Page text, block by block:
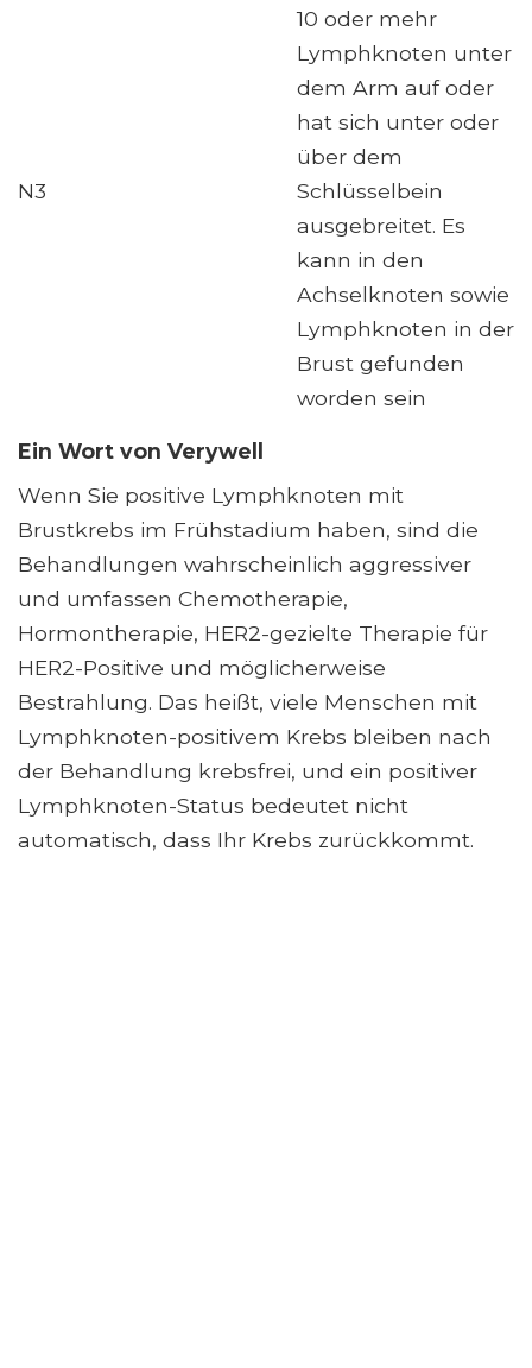
N3
10 oder mehr
Lymphknoten unter
dem Arm auf oder
hat sich unter oder
über dem
Schlüsselbein
ausgebreitet. Es
kann in den
Achselknoten sowie
Lymphknoten in der
Brust gefunden
worden sein
Ein Wort von Verywell
Wenn Sie positive Lymphknoten mit
Brustkrebs im Frühstadium haben, sind die
Behandlungen wahrscheinlich aggressiver
und umfassen Chemotherapie,
Hormontherapie, HER2-gezielte Therapie für
HER2-Positive und möglicherweise
Bestrahlung. Das heißt, viele Menschen mit
Lymphknoten-positivem Krebs bleiben nach
der Behandlung krebsfrei, und ein positiver
Lymphknoten-Status bedeutet nicht
automatisch, dass Ihr Krebs zurückkommt.